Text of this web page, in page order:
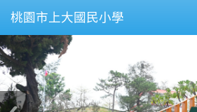
桃園市上大國民小學